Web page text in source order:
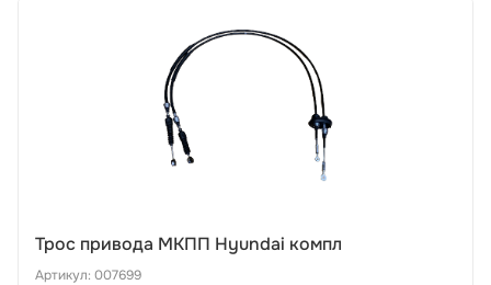
Трос привода МКПП Hyundai компл
Артикул: 007699